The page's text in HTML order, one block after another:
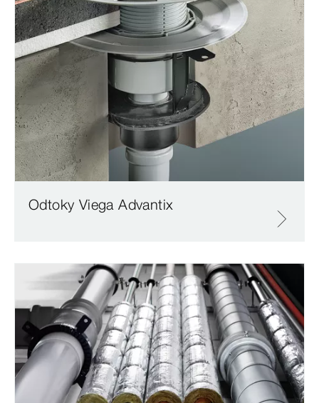
Odtoky Viega Advantix